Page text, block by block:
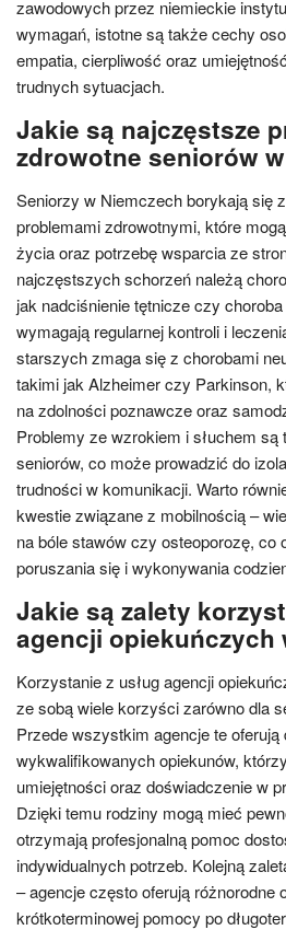
zawodowych przez niemieckie
wymagań, istotne są także cechy
empatia, cierpliwość oraz
trudnych sytuacjach.
Jakie są najczęstsze
zdrowotne seniorów
Seniorzy w Niemczech borykają się
problemami zdrowotnymi, które
życia oraz potrzebę wsparcia ze
najczęstszych schorzeń należą
jak nadciśnienie tętnicze czy
wymagają regularnej kontroli i
starszych zmaga się z chorobami
takimi jak Alzheimer czy Parkinson,
na zdolności poznawcze oraz
Problemy ze wzrokiem i słuchem
seniorów, co może prowadzić do
trudności w komunikacji. Warto
kwestie związane z mobilnością –
na bóle stawów czy osteoporozę, co
poruszania się i wykonywania
Jakie są zalety
agencji opiekuńczych
Korzystanie z usług agencji
ze sobą wiele korzyści zarówno dla
Przede wszystkim agencje te oferują
wykwalifikowanych opiekunów,
umiejętności oraz doświadczenie w
Dzięki temu rodziny mogą mieć
otrzymają profesjonalną pomoc
indywidualnych potrzeb. Kolejną
– agencje często oferują różnorodne
krótkoterminowej pomocy po